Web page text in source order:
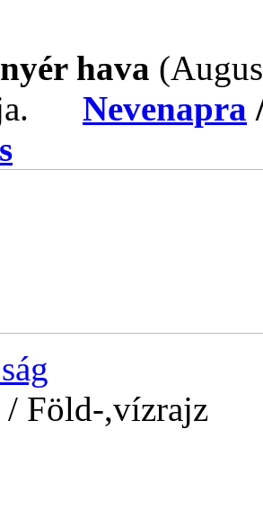
hava
Nevenapra
/ Föld-,vízrajz